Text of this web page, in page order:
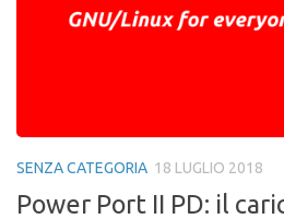
SENZA CATEGORIA 18 LUGLIO 2018
Power Port II PD: il